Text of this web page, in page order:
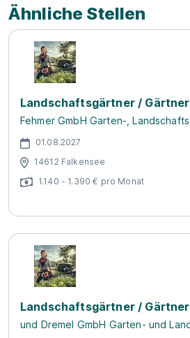
Ähnliche Stellen
Landschaftsgärtner /
Fehmer GmbH Garten-,
01.08.2027
14612 Falkensee
1.140 - 1.390 € pro Monat
Landschaftsgärtner /
und Dremel GmbH Garten- und